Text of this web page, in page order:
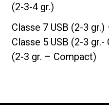
(2-3-4 gr.)
Classe 7 USB (2-3
Classe 5 USB (2-3
(2-3 gr. – Compact)